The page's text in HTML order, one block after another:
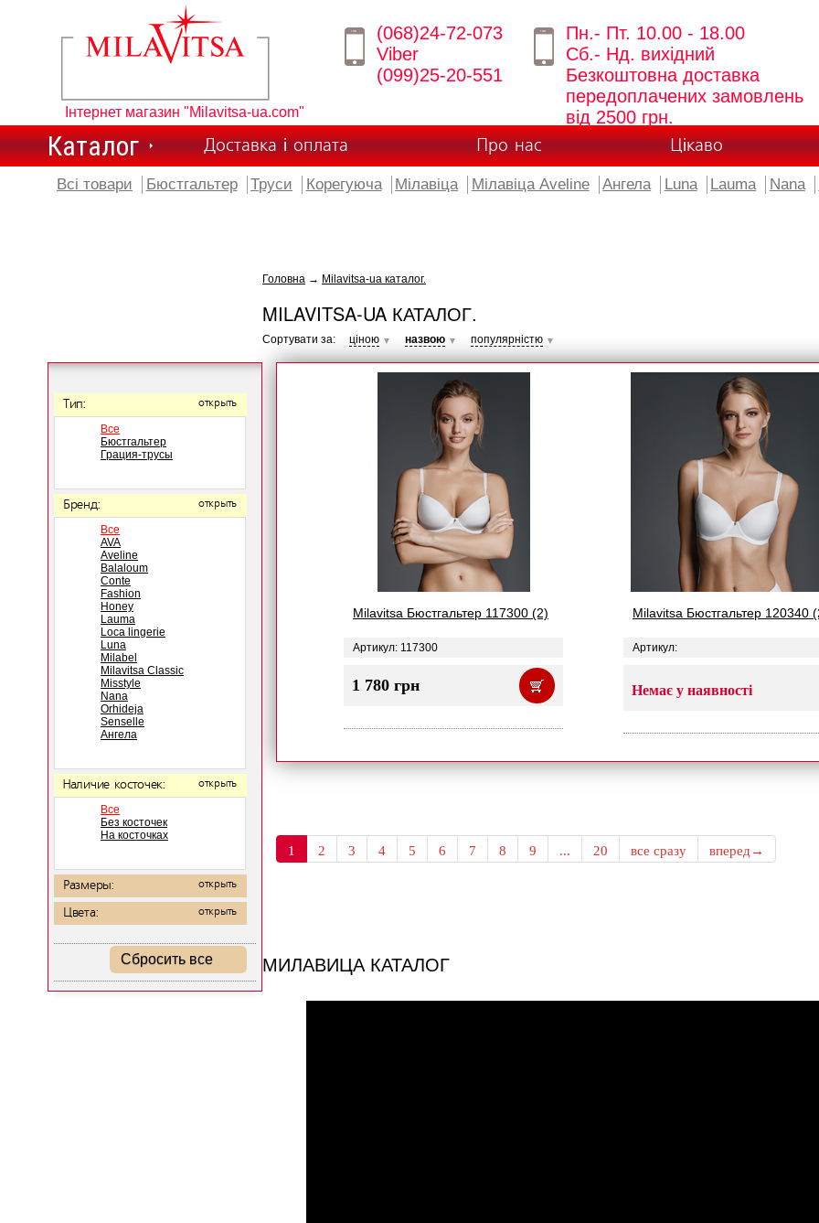
Інтернет магазин "Milavitsa-ua.com"
(068)24-72-073
Viber
(099)25-20-551
Пн.- Пт. 10.00 - 18.00
Сб.- Нд. вихідний
Безкоштовна доставка
передоплачених замовлень
від 2500 грн.
Каталог Доставка і оплата Про нас Цікаво
Всі товари Бюстгальтер Труси Корегуюча Мілавіца Мілавіца Aveline Ангела Luna Lauma Nana
Тип: открыть
Все
Бюстгальтер
Грация-трусы
Бренд: открыть
Все
AVA
Aveline
Balaloum
Conte
Fashion
Honey
Lauma
Loca lingerie
Luna
Milabel
Milavitsa Classic
Misstyle
Nana
Orhideja
Senselle
Ангела
Наличие косточек: открыть
Все
Без косточек
На косточках
Размеры: открыть
Цвета: открыть
Сбросить все
Головна → Milavitsa-ua каталог.
MILAVITSA-UA КАТАЛОГ.
Сортувати за: ціною ▼ назвою ▼ популярністю ▼
Milavitsa Бюстгальтер 117300 (2)
Артикул: 117300
1 780 грн
Milavitsa Бюстгальтер 120340
Артикул:
Немає у наявності
1 2 3 4 5 6 7 8 9 ... 20 все сразу вперед→
МИЛАВИЦА КАТАЛОГ